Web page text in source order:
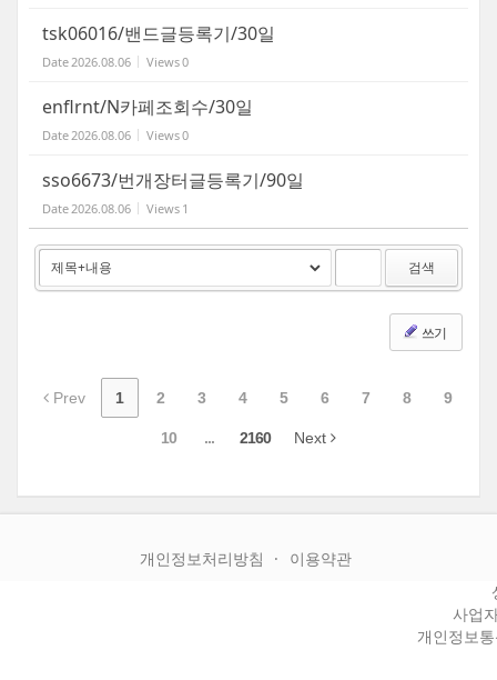
tsk06016/밴드글등록기/30일
Date 2026.08.06 Views0
enflrnt/N카페조회수/30일
Date 2026.08.06 Views0
sso6673/번개장터글등록기/90일
Date 2026.08.06 Views 1
검색
쓰기
Prev 1 2 3 4 5 6 7 8 9
10 ... 2160 Next
개인정보처리방침
이용약관
사업
개인정보